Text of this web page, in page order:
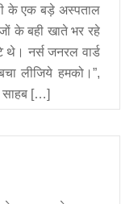
के एक बड़े अस्पताल
के बही खाते भर रहे
थे। नर्स जनरल वार्ड
लीजिये हमको।”,
[…]